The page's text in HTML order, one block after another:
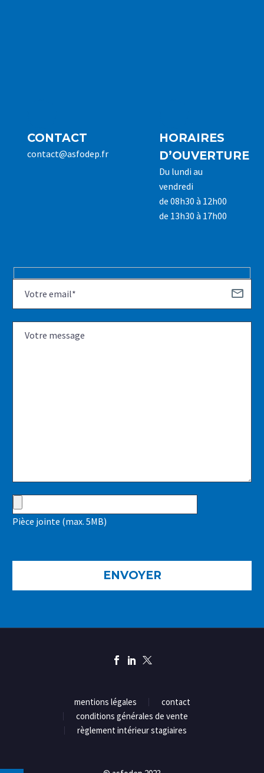
CONTACT
contact@asfodep.fr
HORAIRES
D’OUVERTURE
Du lundi au
vendredi
de 08h30 à 12h00
de 13h30 à 17h00
Hidden
fields
Pièce jointe (max. 5MB)
mentions légales
contact
conditions générales de vente
règlement intérieur stagiaires